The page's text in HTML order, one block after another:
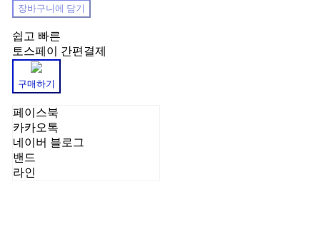
장바구니에 담기
쉽고 빠른
토스페이 간편결제
구매하기
페이스북
카카오톡
네이버 블로그
밴드
라인